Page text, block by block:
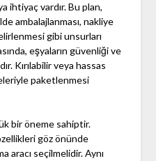
ihtiyaç vardır. Bu plan,
ambalajlanması, nakliye
gibi unsurları
eşyaların güvenliği ve
Kırılabilir veya hassas
paketlenmesi
bir öneme sahiptir.
göz önünde
aracı seçilmelidir. Aynı